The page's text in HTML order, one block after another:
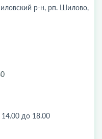
р-н, рп. Шилово,
14.00 до 18.00